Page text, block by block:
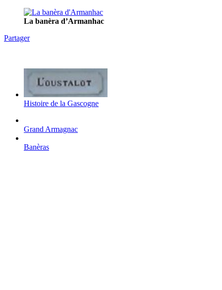
La banèra d’Armanhac
Partager
Histoire de la Gascogne
Grand Armagnac
Banèras